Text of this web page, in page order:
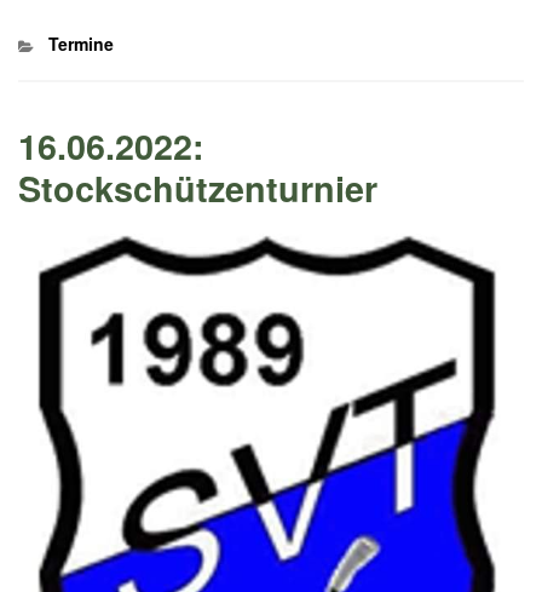
Kategorien
Termine
16.06.2022:
Stockschützenturnier